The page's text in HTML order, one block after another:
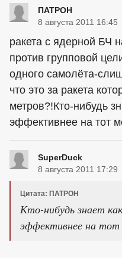
ПАТРОН
8 августа 2011 16:45
ракета с ядерной БЧ
против групповой
одного самолёта-
что это за ракета
метров?!Кто-нибудь
эффективнее на
SuperDuck
8 августа 2011 17:29
Цитата: ПАТРОН
Кто-нибудь знает
эффективнее на